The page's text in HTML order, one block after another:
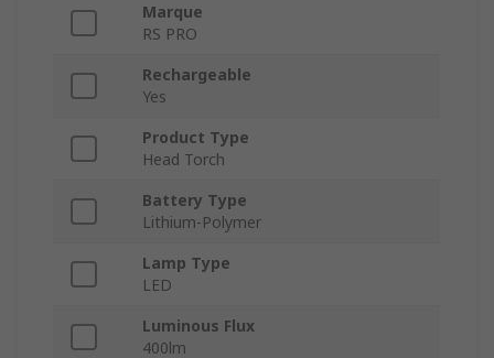
Marque
RS PRO
Rechargeable
Yes
Product Type
Head Torch
Battery Type
Lithium-Polymer
Lamp Type
LED
Luminous Flux
400lm